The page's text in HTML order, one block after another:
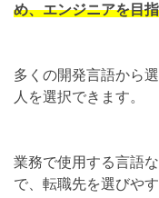
め、エンジニアを目
多くの開発言語から
人を選択できます。
業務で使用する言語
で、転職先を選びや